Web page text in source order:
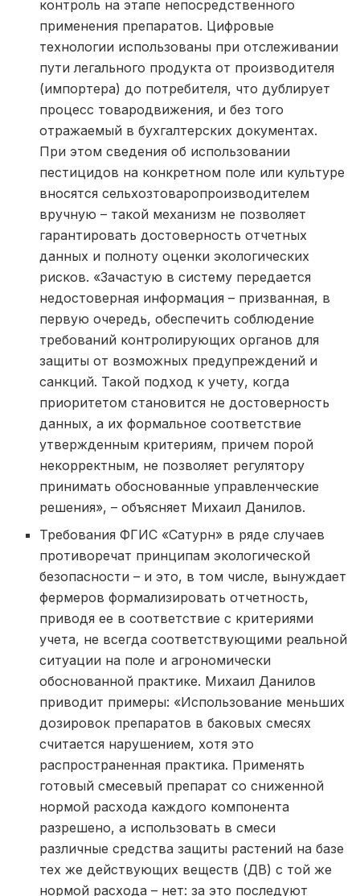
контроль на этапе непосредственного
применения препаратов. Цифровые
технологии использованы при отслеживании
пути легального продукта от производителя
(импортера) до потребителя, что дублирует
процесс товародвижения, и без того
отражаемый в бухгалтерских документах.
При этом сведения об использовании
пестицидов на конкретном поле или культуре
вносятся сельхозтоваропроизводителем
вручную – такой механизм не позволяет
гарантировать достоверность отчетных
данных и полноту оценки экологических
рисков. «Зачастую в систему передается
недостоверная информация – призванная, в
первую очередь, обеспечить соблюдение
требований контролирующих органов для
защиты от возможных предупреждений и
санкций. Такой подход к учету, когда
приоритетом становится не достоверность
данных, а их формальное соответствие
утвержденным критериям, причем порой
некорректным, не позволяет регулятору
принимать обоснованные управленческие
решения», – объясняет Михаил Данилов.
Требования ФГИС «Сатурн» в ряде случаев
противоречат принципам экологической
безопасности – и это, в том числе, вынуждает
фермеров формализировать отчетность,
приводя ее в соответствие с критериями
учета, не всегда соответствующими реальной
ситуации на поле и агрономически
обоснованной практике. Михаил Данилов
приводит примеры: «Использование меньших
дозировок препаратов в баковых смесях
считается нарушением, хотя это
распространенная практика. Применять
готовый смесевый препарат со сниженной
нормой расхода каждого компонента
разрешено, а использовать в смеси
различные средства защиты растений на базе
тех же действующих веществ (ДВ) с той же
нормой расхода – нет: за это последуют